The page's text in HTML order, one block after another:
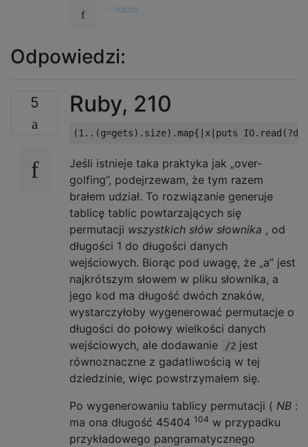
hobbs
Odpowiedzi:
5 Ruby, 210
Jeśli istnieje taka praktyka jak „over-
golfing”, podejrzewam, że tym razem
brałem udział. To rozwiązanie generuje
tablicę tablic powtarzających się
permutacji wszystkich słów słownika , od
długości 1 do długości danych
wejściowych. Biorąc pod uwagę, że „a” jest
najkrótszym słowem w pliku słownika, a
jego kod ma długość dwóch znaków,
wystarczyłoby wygenerować permutacje o
długości do połowy wielkości danych
wejściowych, ale dodawanie
/2 jest
równoznaczne z gadatliwością w tej
dziedzinie, więc powstrzymałem się.
Po wygenerowaniu tablicy permutacji ( NB :
ma ona długość 45404 104 w przypadku
przykładowego pangramatycznego